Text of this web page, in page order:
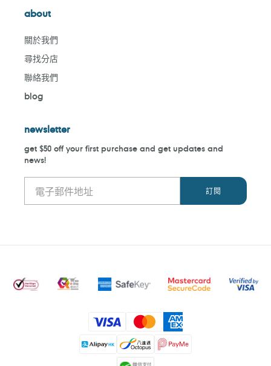
about
關於我們
尋找分店
聯絡我們
blog
newsletter
get $50 off your first purchase and get updates and
news!
付
款
方
式